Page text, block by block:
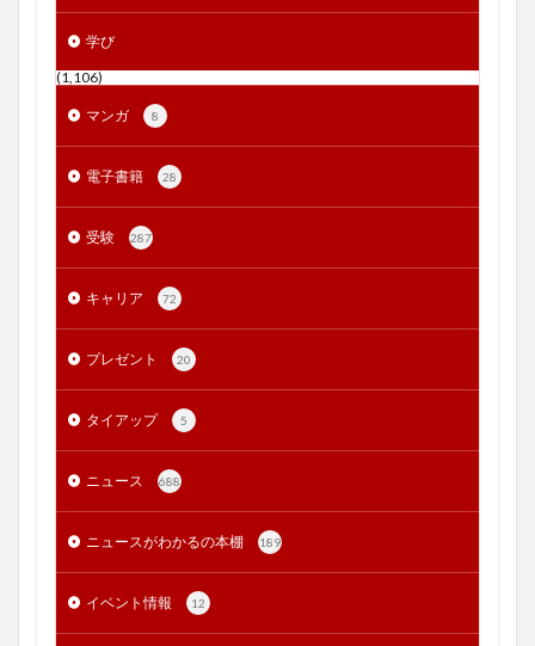
学び
(1,106)
マンガ 8
電子書籍 28
受験 287
キャリア 72
プレゼント 20
タイアップ 5
ニュース 688
ニュースがわかるの本棚 189
イベント情報 12